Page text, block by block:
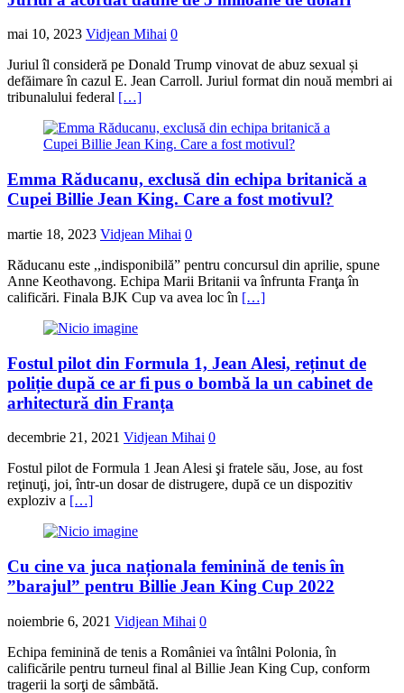
mai 10, 2023 Vidjean Mihai 0
Juriul îl consideră pe Donald Trump vinovat de abuz sexual și
defăimare în cazul E. Jean Carroll. Juriul format din nouă membri ai
tribunalului federal […]
Emma Răducanu, exclusă din echipa britanică a
Cupei Billie Jean King. Care a fost motivul?
martie 18, 2023 Vidjean Mihai 0
Răducanu este ,,indisponibilă” pentru concursul din aprilie, spune
Anne Keothavong. Echipa Marii Britanii va înfrunta Franţa în
calificări. Finala BJK Cup va avea loc în […]
Fostul pilot din Formula 1, Jean Alesi, reținut de
poliție după ce ar fi pus o bombă la un cabinet de
arhitectură din Franța
decembrie 21, 2021 Vidjean Mihai 0
Fostul pilot de Formula 1 Jean Alesi şi fratele său, Jose, au fost
reţinuţi, joi, într-un dosar de distrugere, după ce un dispozitiv
exploziv a […]
Cu cine va juca naționala feminină de tenis în
”barajul” pentru Billie Jean King Cup 2022
noiembrie 6, 2021 Vidjean Mihai 0
Echipa feminină de tenis a României va întâlni Polonia, în
calificările pentru turneul final al Billie Jean King Cup, conform
tragerii la sorţi de sâmbătă.